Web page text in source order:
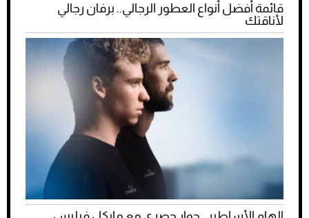
قائمة أفضل أنواع العطور الرجالي.. برفان رجالي
لأناقتك